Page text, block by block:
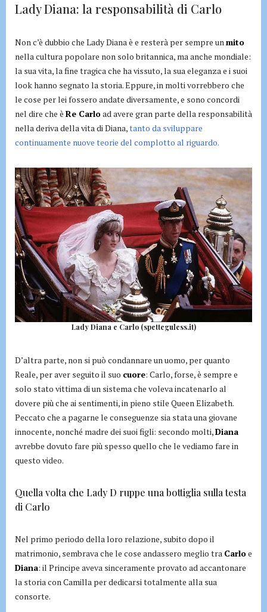
Lady Diana: la responsabilità di Carlo
Non c’è dubbio che Lady Diana è e resterà per sempre unmito
nella cultura popolare non solo britannica, ma anche mondiale:
la sua vita, la fine tragica che ha vissuto, la sua eleganza e i suoi
look hanno segnato la storia. Eppure, in molti vorrebbero che
le cose per lei fossero andate diversamente, e sono concordi
nel dire che è Re Carload avere gran parte della responsabilità
nella deriva della vita di Diana,tanto da sviluppare
continuamente nuove teorie del complotto al riguardo.
Lady Diana e Carlo (spetteguless.it)
D’altra parte, non si può condannare un uomo, per quanto
Reale, per aver seguito il suo cuore: Carlo, forse, è sempre e
solo stato vittima di un sistema che voleva incatenarlo al
dovere più che ai sentimenti, in pieno stile Queen Elizabeth.
Peccato che a pagarne le conseguenze sia stata una giovane
innocente, nonché madre dei suoi figli: secondo molti,Diana
avrebbe dovuto fare più spesso quello che le vediamo fare in
questo video.
Quella volta che Lady D ruppe una bottiglia sulla testa
di Carlo
Nel primo periodo della loro relazione, subito dopo il
matrimonio, sembrava che le cose andassero meglio tra Carloe
Diana: il Principe aveva sinceramente provato ad accantonare
la storia con Camilla per dedicarsi totalmente alla sua
consorte.